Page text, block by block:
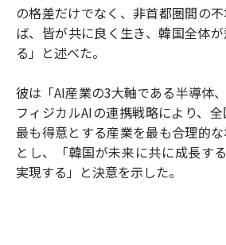
の格差だけでなく、非首都圏間の
ば、皆が共に良く生き、韓国全体
る」と述べた。
彼は「AI産業の3大軸である半導体
フィジカルAIの連携戦略により、
最も得意とする産業を最も合理的な
とし、「韓国が未来に共に成長す
実現する」と決意を示した。